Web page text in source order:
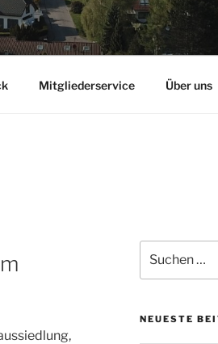
Mitgliederservice Über uns
nach:
NEUESTE